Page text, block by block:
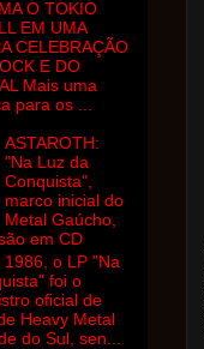
O TOKIO
EM UMA
CELEBRAÇÃO
E DO
Mais uma
para os ...
ASTAROTH:
"Na Luz da
Conquista",
marco inicial do
Metal Gaúcho,
em CD
o LP "Na
foi o
oficial de
Heavy Metal
do Sul, sen...